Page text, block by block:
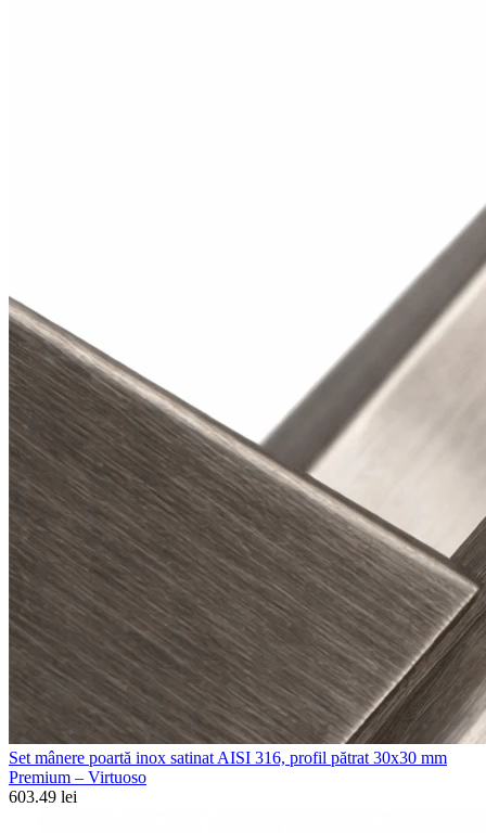
Set mânere poartă inox satinat AISI 316, profil pătrat 30x30 mm
Premium – Virtuoso
603.49 lei